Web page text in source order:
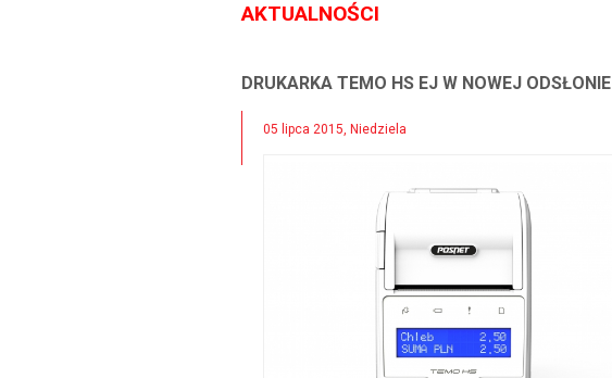
AKTUALNOŚCI
DRUKARKA TEMO HS EJ W NOWEJ ODSŁONIE
05 lipca 2015, Niedziela